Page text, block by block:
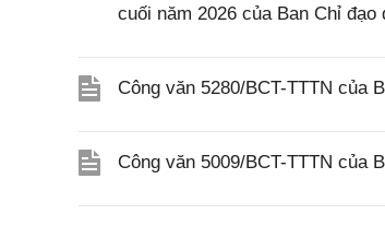
cuối năm 2026 của Ban Chỉ
Công văn 5280/BCT-TTTN của
Công văn 5009/BCT-TTTN của